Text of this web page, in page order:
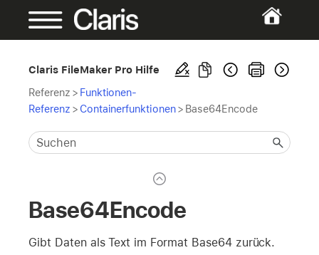
Claris FileMaker Pro Hilfe
Referenz > Funktionen-
Referenz > Containerfunktionen> Base64Encode
Base64Encode
Gibt Daten als Text im Format Base64 zurück.